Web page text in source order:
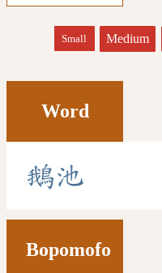
Small Medium
Word
鵝池
Bopomofo